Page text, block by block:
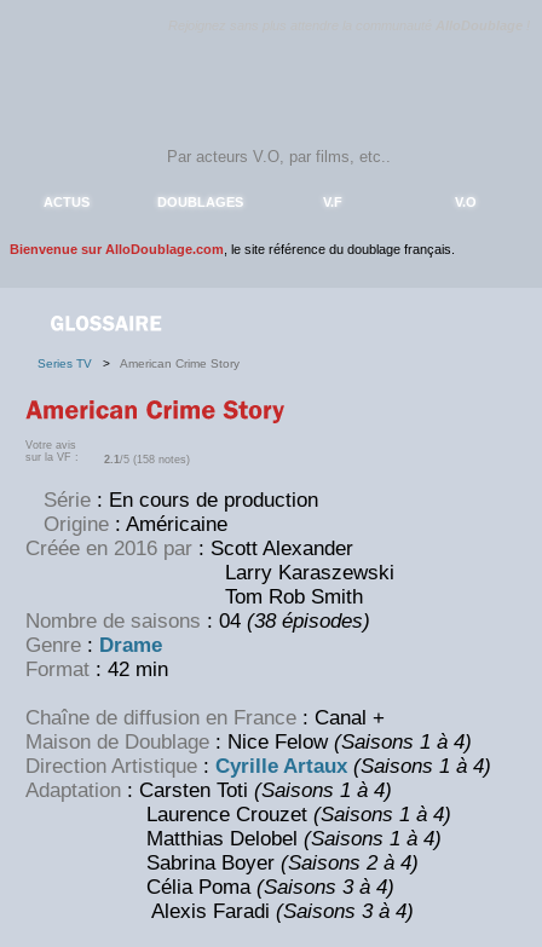
ACTUS DOUBLAGES V.F V.O
Bienvenue sur AlloDoublage.com , le site référence du doublage français.
Series TV > American Crime Story
Votre avis
sur la VF :
2.1/5 (158 notes)
Série : En cours de production
Origine : Américaine
Créée en 2016 par : Scott Alexander
Larry Karaszewski
Tom Rob Smith
Nombre de saisons : 04 (38 épisodes)
Genre : Drame
Format : 42 min
Chaîne de diffusion en France : Canal +
Maison de Doublage : Nice Felow (Saisons 1 à 4)
Direction Artistique : Cyrille Artaux (Saisons 1 à 4)
Adaptation : Carsten Toti (Saisons 1 à 4)
Laurence Crouzet (Saisons 1 à 4)
Matthias Delobel (Saisons 1 à 4)
Sabrina Boyer (Saisons 2 à 4)
Célia Poma (Saisons 3 à 4)
Alexis Faradi (Saisons 3 à 4)